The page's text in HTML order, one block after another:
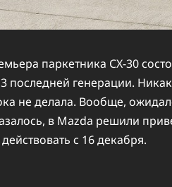
паркетника CX-30
3 последней генерации.
не делала. Вообще,
в Mazda решили
с 16 декабря.